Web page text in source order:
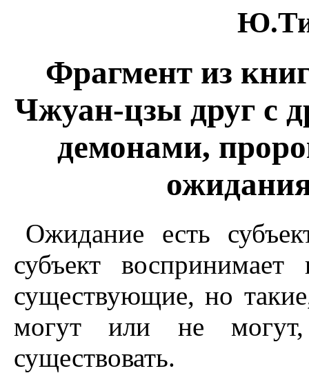
Фрагмент из
Чжуан-цзы друг с
демонами,
Ожидание есть
субъект
существующие, но
могут или не
существовать.